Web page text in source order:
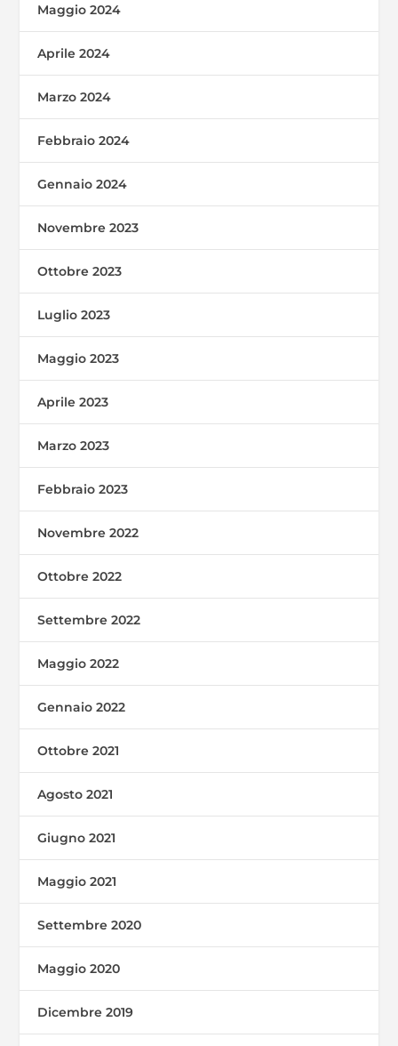
Maggio 2024
Aprile 2024
Marzo 2024
Febbraio 2024
Gennaio 2024
Novembre 2023
Ottobre 2023
Luglio 2023
Maggio 2023
Aprile 2023
Marzo 2023
Febbraio 2023
Novembre 2022
Ottobre 2022
Settembre 2022
Maggio 2022
Gennaio 2022
Ottobre 2021
Agosto 2021
Giugno 2021
Maggio 2021
Settembre 2020
Maggio 2020
Dicembre 2019